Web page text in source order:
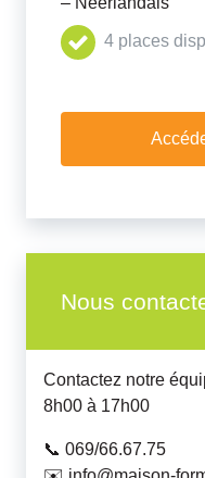
4 places
Nous
Contactez notre
8h00 à 17h00
📞 069/66.67.75